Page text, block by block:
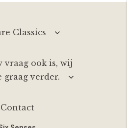
Classics
vraag ook is, wij
graag verder.
Contact